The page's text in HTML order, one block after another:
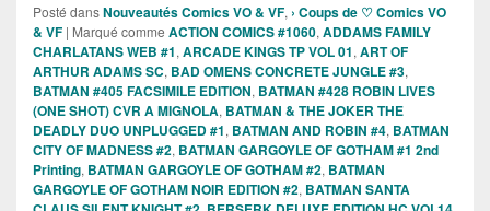
Posté dansNouveautés Comics VO & VF, › Coups de ♡ Comics VO
& VF | Marqué comme ACTION COMICS #1060, ADDAMS FAMILY
CHARLATANS WEB #1, ARCADE KINGS TP VOL 01, ART OF
ARTHUR ADAMS SC, BAD OMENS CONCRETE JUNGLE #3,
BATMAN #405 FACSIMILE EDITION, BATMAN #428 ROBIN LIVES
(ONE SHOT) CVR A MIGNOLA, BATMAN & THE JOKER THE
DEADLY DUO UNPLUGGED #1, BATMAN AND ROBIN #4, BATMAN
CITY OF MADNESS #2, BATMAN GARGOYLE OF GOTHAM #1 2nd
Printing, BATMAN GARGOYLE OF GOTHAM #2, BATMAN
GARGOYLE OF GOTHAM NOIR EDITION #2, BATMAN SANTA